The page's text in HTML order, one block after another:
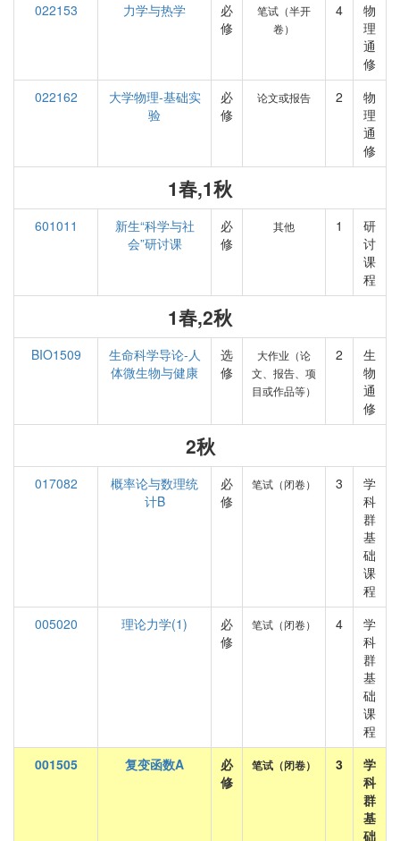
022153
力学与热学
必
修
笔试（半开
卷）
4
物
理
通
修
022162
大学物理-基础实
验
必
修
论文或报告 2
物
理
通
修
1春,1秋
601011
新生“科学与社
会”研讨课
必
修
其他 1
研
讨
课
程
1春,2秋
BIO1509
生命科学导论-人
体微生物与健康
选
修
大作业（论
文、报告、项
目或作品等）
2
生
物
通
修
2秋
017082
概率论与数理统
计B
必
修
笔试（闭卷） 3
学
科
群
基
础
课
程
005020
理论力学(1)
必
修
笔试（闭卷） 4
学
科
群
基
础
课
程
001505
复变函数A
必
修
笔试（闭卷） 3
学
科
群
基
础